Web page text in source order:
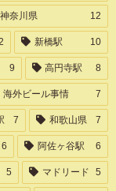
神奈川県 12
新橋駅 10
9 高円寺駅 8
海外ビール事情 7
7 和歌山県 7
6 阿佐ヶ谷駅 6
5 マドリード 5